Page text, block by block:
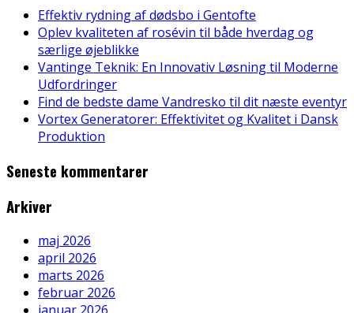
Effektiv rydning af dødsbo i Gentofte
Oplev kvaliteten af rosévin til både hverdag og
særlige øjeblikke
Vantinge Teknik: En Innovativ Løsning til Moderne
Udfordringer
Find de bedste dame Vandresko til dit næste eventyr
Vortex Generatorer: Effektivitet og Kvalitet i Dansk
Produktion
Seneste kommentarer
Arkiver
maj 2026
april 2026
marts 2026
februar 2026